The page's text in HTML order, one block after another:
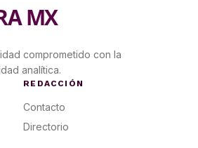
MX
comprometido con la
analítica.
REDACCIÓN
Contacto
Directorio